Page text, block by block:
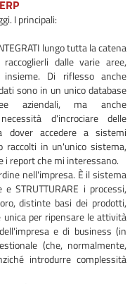
I principali:
lungo tutta la catena
dalle varie aree,
Di riflesso anche
sono in un unico database
aziendali, ma anche
d'incrociare delle
dover accedere a sistemi
in un'unico sistema,
i report che mi interessano.
nell'impresa. È il sistema
STRUTTURARE i processi,
distinte basi dei prodotti,
unica per ripensare le attività
e di business (in
(che, normalmente,
introdurre complessità